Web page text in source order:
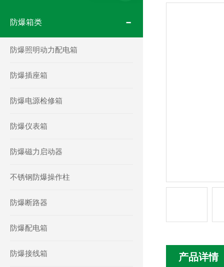
防爆箱类
防爆照明动力配电箱
防爆插座箱
防爆电源检修箱
防爆仪表箱
防爆磁力启动器
不锈钢防爆操作柱
防爆断路器
防爆配电箱
防爆接线箱 产品详情